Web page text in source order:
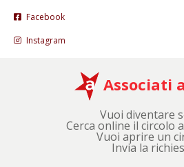
Facebook
Instagram
Associati
Vuoi diventare
Cerca online il circolo
Vuoi aprire un
Invia la